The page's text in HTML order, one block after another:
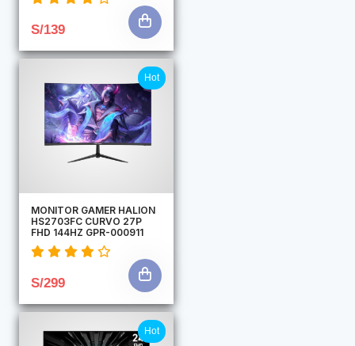
S/139
Hot
MONITOR GAMER HALION
HS2703FC CURVO 27P
FHD 144HZ GPR-000911
S/299
Hot